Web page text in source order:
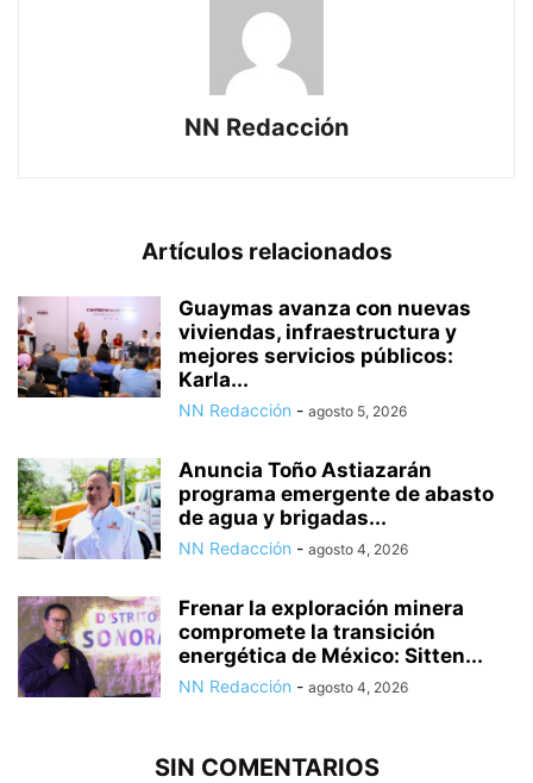
NN Redacción
Artículos relacionados
Guaymas avanza con nuevas
viviendas, infraestructura y
mejores servicios públicos:
Karla...
NN Redacción - agosto 5, 2026
Anuncia Toño Astiazarán
programa emergente de abasto
de agua y brigadas...
NN Redacción - agosto 4, 2026
Frenar la exploración minera
compromete la transición
energética de México: Sitten...
NN Redacción - agosto 4, 2026
SIN COMENTARIOS